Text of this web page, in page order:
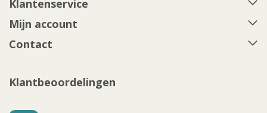
Klantenservice
Mijn account
Contact
Klantbeoordelingen